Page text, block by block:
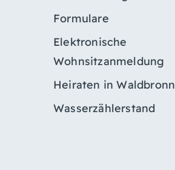
Formulare
Elektronische
Wohnsitzanmeldung
Heiraten in Waldbronn
Wasserzählerstand